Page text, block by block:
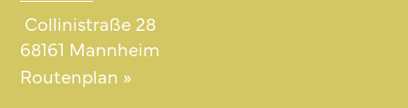
Collinistraße 28
68161 Mannheim
Routenplan »